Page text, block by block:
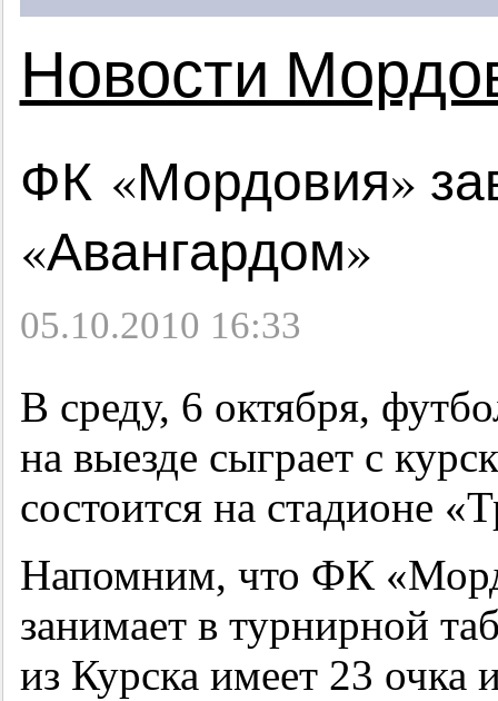
Новости
ФК «Мордовия»
«Авангардом»
05.10.2010 16:33
В среду, 6 октября,
на выезде сыграет с
состоится на стадионе
Напомним, что ФК
занимает в турнирной
из Курска имеет 23 очка